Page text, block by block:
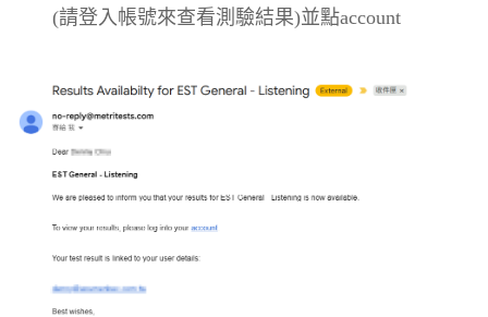
(請登入帳號來查看測驗結果)並點account